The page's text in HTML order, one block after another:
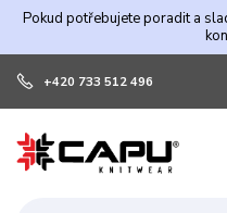
Pokud potřebujete poradit a
+420 733 512 496